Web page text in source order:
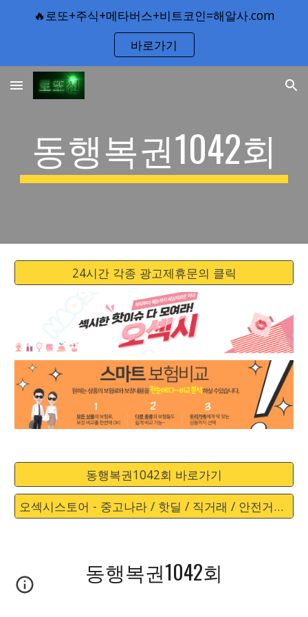
Skip to main content Skip to navigation
🔥로또+주식+메타버스+비트코인=해알사.com
바로가기
동행복권1042회
24시간 각종 광고제휴문의 클릭
동행복권1042회 바로가기
오섹시스토어 - 중고나라 / 핫딜 / 직거래 / 안전거래 바로가기
동행복권1042회